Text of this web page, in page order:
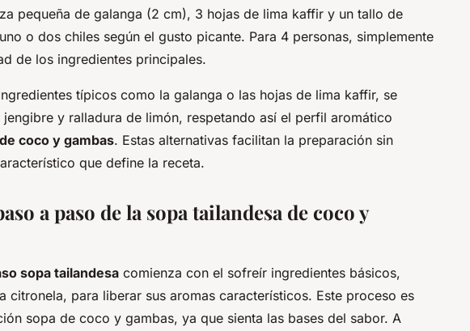
pequeña de galanga (2 cm), 3 hojas de lima kaffir y un tallo de
o dos chiles según el gusto picante. Para 4 personas, simplemente
de los ingredientes principales.
típicos como la galanga o las hojas de lima kaffir, se
y ralladura de limón, respetando así el perfil aromático
coco y gambas. Estas alternativas facilitan la preparación sin
que define la receta.
a paso de la sopa tailandesa de coco y
sopa tailandesa comienza con el sofreír ingredientes básicos,
citronela, para liberar sus aromas característicos. Este proceso es
sopa de coco y gambas, ya que sienta las bases del sabor. A